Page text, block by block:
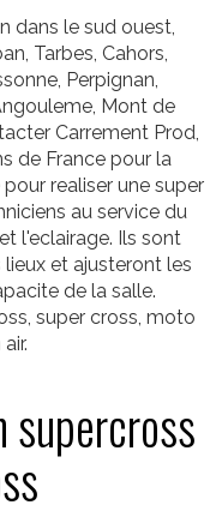
dans le sud ouest,
Tarbes, Cahors,
Perpignan,
Mont de
Carrement Prod,
de France pour la
realiser une super
au service du
l'eclairage. Ils sont
et ajusteront les
de la salle.
super cross, moto
supercross